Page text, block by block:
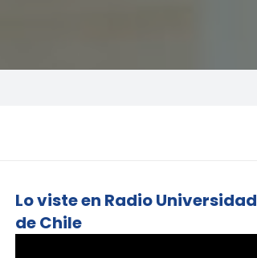
Lo viste en Radio Universidad
de Chile